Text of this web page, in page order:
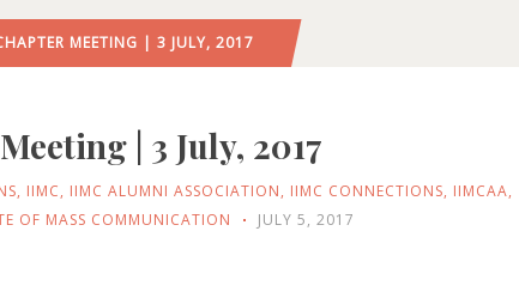
MEETING | 3 JULY, 2017
| 3 July, 2017
, IIMC, IIMC ALUMNI ASSOCIATION, IIMC CONNECTIONS, IIMCAA,
OF MASS COMMUNICATION JULY 5, 2017